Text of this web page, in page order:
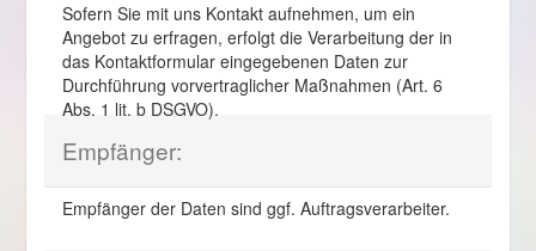
Sofern Sie mit uns Kontakt aufnehmen, um ein
Angebot zu erfragen, erfolgt die Verarbeitung der in
das Kontaktformular eingegebenen Daten zur
Durchführung vorvertraglicher Maßnahmen (Art. 6
Abs. 1 lit. b DSGVO).
Empfänger:
Empfänger der Daten sind ggf. Auftragsverarbeiter.